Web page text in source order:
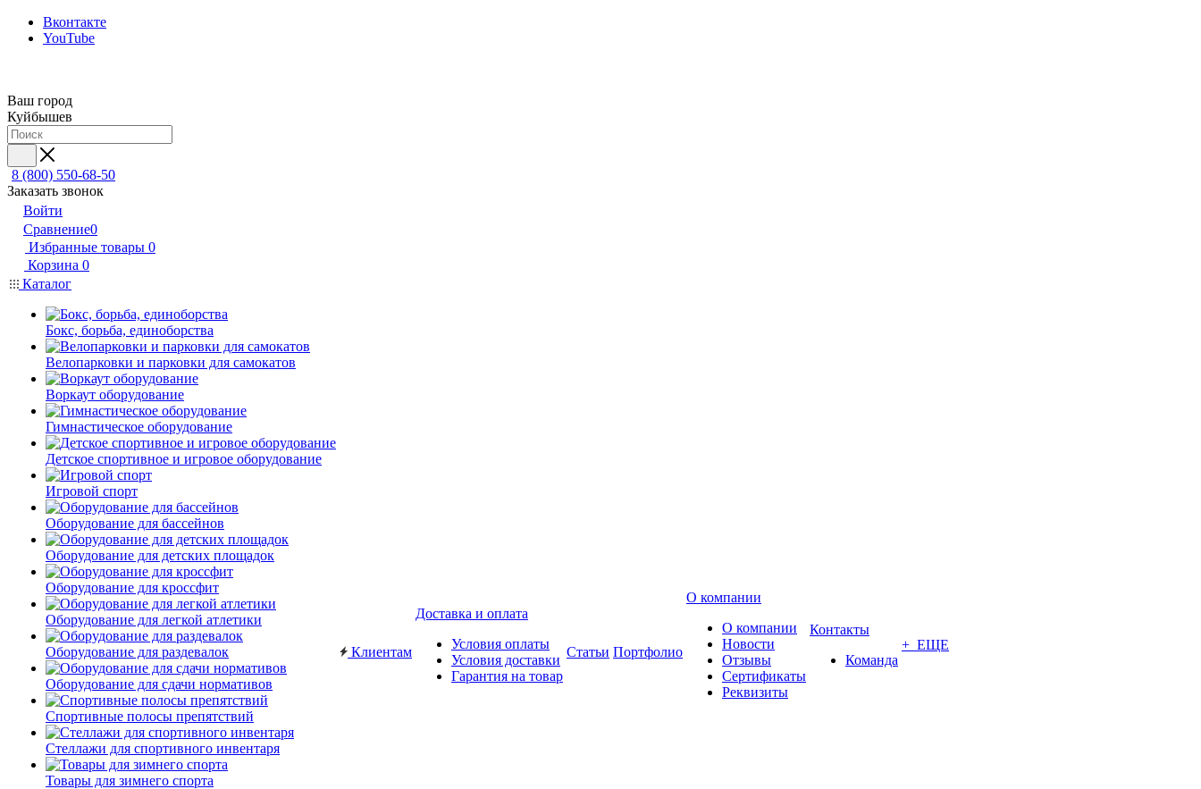
Вконтакте
YouTube
Ваш город
Куйбышев
8 (800) 550-68-50
Заказать звонок
Войти
Сравнение0
Избранные товары 0
Корзина 0
Каталог
Бокс, борьба, единоборства
Велопарковки и парковки для самокатов
Воркаут оборудование
Гимнастическое оборудование
Детское спортивное и игровое оборудование
Игровой спорт
Оборудование для бассейнов
Оборудование для детских площадок
Оборудование для кроссфит
Оборудование для легкой атлетики
Оборудование для раздевалок
Оборудование для сдачи нормативов
Спортивные полосы препятствий
Стеллажи для спортивного инвентаря
Товары для зимнего спорта
Клиентам
Доставка и оплата
Условия оплаты
Условия доставки
Гарантия на товар
Статьи Портфолио
О компании
О компании
Новости
Отзывы
Сертификаты
Реквизиты
Контакты
Команда
+ ЕЩЕ